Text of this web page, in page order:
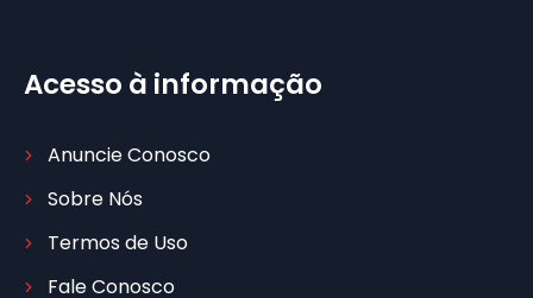
Acesso à informação
Anuncie Conosco
Sobre Nós
Termos de Uso
Fale Conosco